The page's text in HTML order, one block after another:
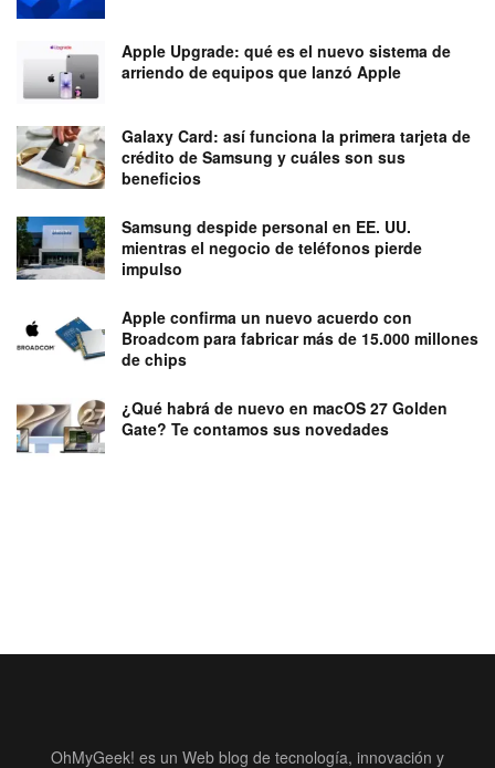
Apple Upgrade: qué es el nuevo sistema de
arriendo de equipos que lanzó Apple
Galaxy Card: así funciona la primera tarjeta de
crédito de Samsung y cuáles son sus
beneficios
Samsung despide personal en EE. UU.
mientras el negocio de teléfonos pierde
impulso
Apple confirma un nuevo acuerdo con
Broadcom para fabricar más de 15.000 millones
de chips
¿Qué habrá de nuevo en macOS 27 Golden
Gate? Te contamos sus novedades
OhMyGeek! es un Web blog de tecnología, innovación y